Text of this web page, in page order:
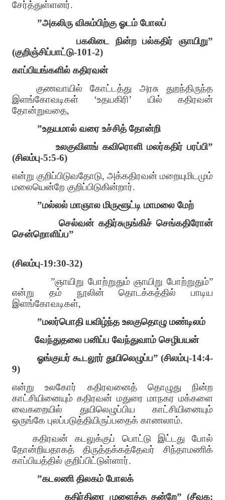
சேர்த்துள்ளனர்.
”அகலிரு விசும்பிற்கு ஓடம் போலப்
பகலிடை நின்ற பல்கதிர் ஞாயிறு”
(குறிஞ்சிப்பாட்டு-101-2)
காப்பியங்களில் கதிரவன்
குணவாயில் கோட்டத்து அரசு துறந்திருந்த
இளங்கோவடிகள் ‘உதயகிரி’ யில் கதிரவன்
தோன்றுவதை,
”உதயமால் வரை உச்சித் தோன்றி
உலகுவிளங் கவிரொளி மலர்கதிர் பரப்பி”
(சிலம்பு-5:5-6)
என்று குறிப்பிடுவதோடு, அக்கதிரவன் மறையுமிடமும்
மலையென்றே குறிப்பிடுகின்றார்.
”மல்லல் மாஞால மிருளூட்டி மாமலை மேற்
செல்வன் கதிர்சுருங்கிச் செங்கதிரோன்
சென்றொளிப்ப”
(சிலம்பு-19:30-32)
”ஞாயிறு போற்றுதும் ஞாயிறு போற்றுதும்”
என்று தம் நூலின் தொடக்கத்தில் பாடிய
இளங்கோவடிகள்,
”மலர்பொதி யவிழ்ந்த உலகுதொழு மண்டிலம்
வேந்துதலை பனிப்ப வேந்துவாம் செழிபயன்
ஓங்குயர் கூடலூர் துயிலெழுப்ப” (சிலம்பு-14:4-
9)
என்று உலகோர் கதிரவனைத் தொழுது நின்ற
காட்சியினையும் கதிரவன் மதுரை மாநகர மக்களை
வைகறையில் துயிலெழுப்பிய காட்சியினையும்
ஒருங்கே புலப்படுத்தியிருப்பதைக் காணலாம்.
கதிரவன் கடலுக்குப் பொட்டு இட்டது போல்
தோன்றியதாகத் திருத்தக்கத்தேவர் சிந்தாமணிக்
காப்பியத்தில் குறிப்பிட்டுள்ளார்.
”கடலணி திலகம் போலக்
கதிர்திரை முளைத்த தன்றே” (சீவக;